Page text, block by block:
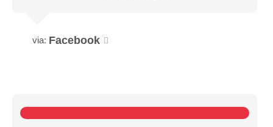
via: Facebook